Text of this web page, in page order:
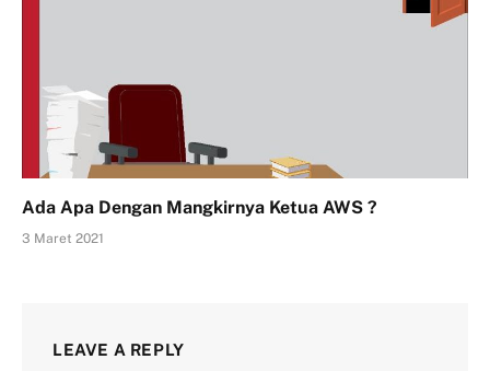
Ada Apa Dengan Mangkirnya Ketua AWS ?
3 Maret 2021
LEAVE A REPLY